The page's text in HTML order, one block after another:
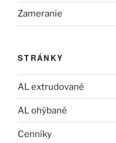
Zameranie
STRÁNKY
AL extrudované
AL ohýbané
Cenníky